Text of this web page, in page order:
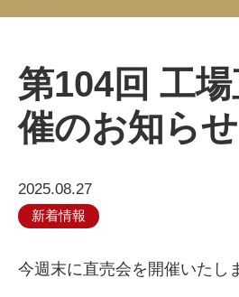
第104回 工
催のお知らせ
2025.08.27
新着情報
今週末に直売会を開催いたし